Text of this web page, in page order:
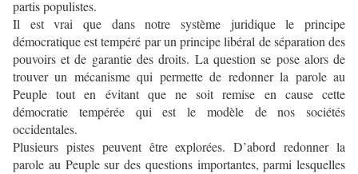
partis populistes.
Il est vrai que dans notre système juridique le principe
démocratique est tempéré par un principe libéral de séparation des
pouvoirs et de garantie des droits.La question se pose alors de
trouver un mécanisme qui permette de redonner la parole au
Peuple tout en évitant que ne soit remise en cause cette
démocratie tempérée qui est le modèle de nos sociétés
occidentales.
Plusieurs pistes peuvent être explorées. D’abord redonner la
parole au Peuple sur des questions importantes, parmi lesquelles